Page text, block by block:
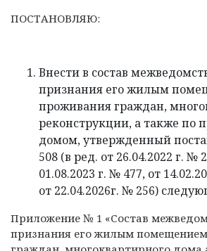
ПОСТАНОВЛЯЮ:
Внести в состав
признания его жилым
проживания граждан,
реконструкции, а также
домом, утвержденный
508 (в ред. от 26.04.2022 г. №
01.08.2023 г. № 477, от
от 22.04.2026г. № 256)
Приложение № 1 «Состав
признания его жилым